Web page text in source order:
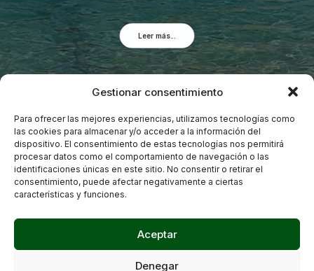
Gestionar consentimiento
Para ofrecer las mejores experiencias, utilizamos tecnologías como
las cookies para almacenar y/o acceder a la información del
dispositivo. El consentimiento de estas tecnologías nos permitirá
procesar datos como el comportamiento de navegación o las
identificaciones únicas en este sitio. No consentir o retirar el
consentimiento, puede afectar negativamente a ciertas
características y funciones.
Aceptar
Denegar
Leer más...